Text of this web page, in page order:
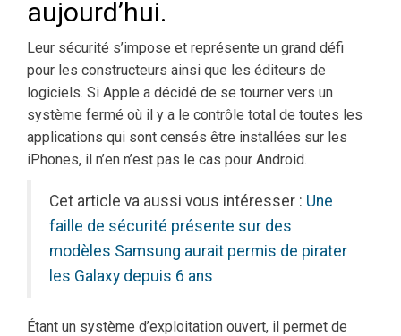
aujourd’hui.
Leur sécurité s’impose et représente un grand défi
pour les constructeurs ainsi que les éditeurs de
logiciels. Si Apple a décidé de se tourner vers un
système fermé où il y a le contrôle total de toutes les
applications qui sont censés être installées sur les
iPhones, il n’en n’est pas le cas pour Android.
Cet article va aussi vous intéresser : Une
faille de sécurité présente sur des
modèles Samsung aurait permis de pirater
les Galaxy depuis 6 ans
Étant un système d’exploitation ouvert, il permet de